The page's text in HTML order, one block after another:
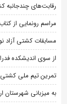
رقابت‌های چندجانبه
مراسم رونمایی از
مسابقات کشتی آزاد
از سوی اندیشکده
تمرین تیم ملی
به میزبانی شهرستان